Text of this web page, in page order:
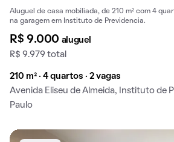
Aluguel de casa mobiliada, de 210 m² com 4
na garagem em Instituto de Previdencia.
R$ 9.000 aluguel
R$ 9.979 total
210 m² · 4 quartos · 2 vagas
Avenida Eliseu de Almeida, Instituto de
Paulo